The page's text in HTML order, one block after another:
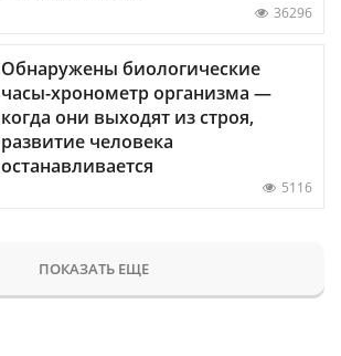
36296
Обнаружены биологические
часы-хронометр организма —
когда они выходят из строя,
развитие человека
останавливается
5116
ПОКАЗАТЬ ЕЩЕ